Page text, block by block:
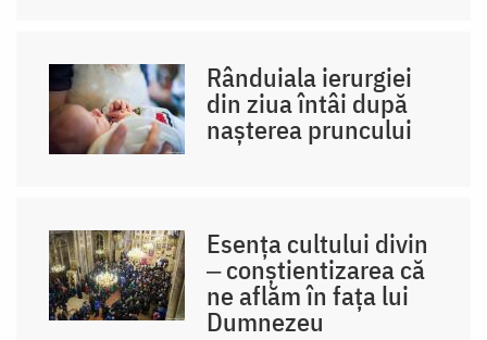
Rânduiala ierurgiei
din ziua întâi după
nașterea pruncului
Esența cultului divin
‒ conștientizarea că
ne aflăm în fața lui
Dumnezeu